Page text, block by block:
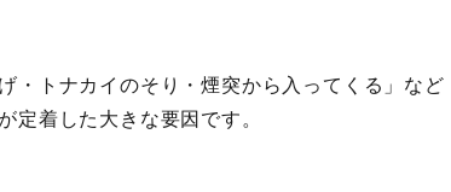
・トナカイのそり・煙突から入ってくる」など
定着した大きな要因です。